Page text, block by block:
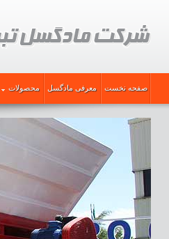
صفحه نخست معرفی مادگسل محصولات